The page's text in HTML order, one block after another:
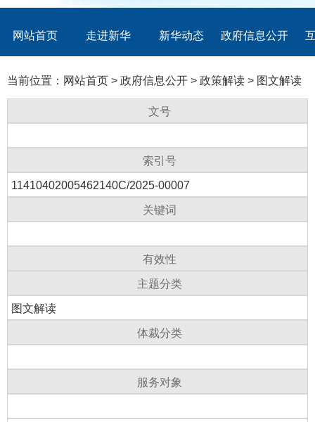
网站首页 走进新华 新华动态 政府信息公开
当前位置： 网站首页 > 政府信息公开 > 政策解读 > 图文解读
文号
索引号
11410402005462140C/2025-00007
关键词
有效性
主题分类
图文解读
体裁分类
服务对象